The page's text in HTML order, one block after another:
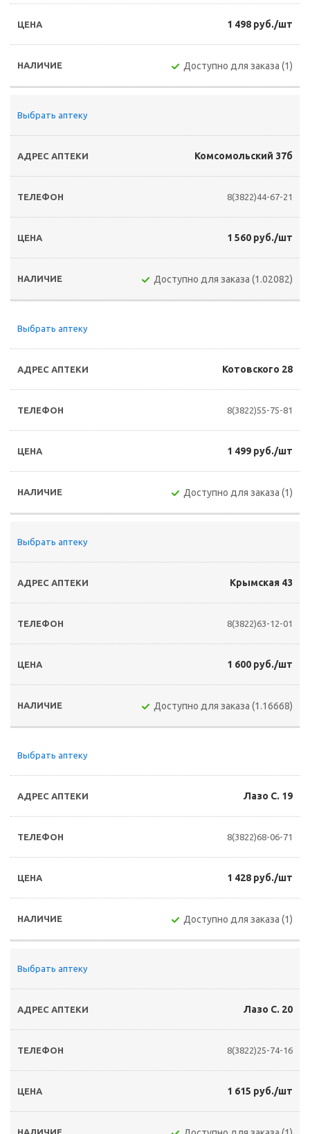
1 498 руб./шт
Доступно для заказа (1)
Выбрать аптеку
Комсомольский 37б
8(3822)44-67-21
1 560 руб./шт
Доступно для заказа (1.02082)
Выбрать аптеку
Котовского 28
8(3822)55-75-81
1 499 руб./шт
Доступно для заказа (1)
Выбрать аптеку
Крымская 43
8(3822)63-12-01
1 600 руб./шт
Доступно для заказа (1.16668)
Выбрать аптеку
Лазо С. 19
8(3822)68-06-71
1 428 руб./шт
Доступно для заказа (1)
Выбрать аптеку
Лазо С. 20
8(3822)25-74-16
1 615 руб./шт